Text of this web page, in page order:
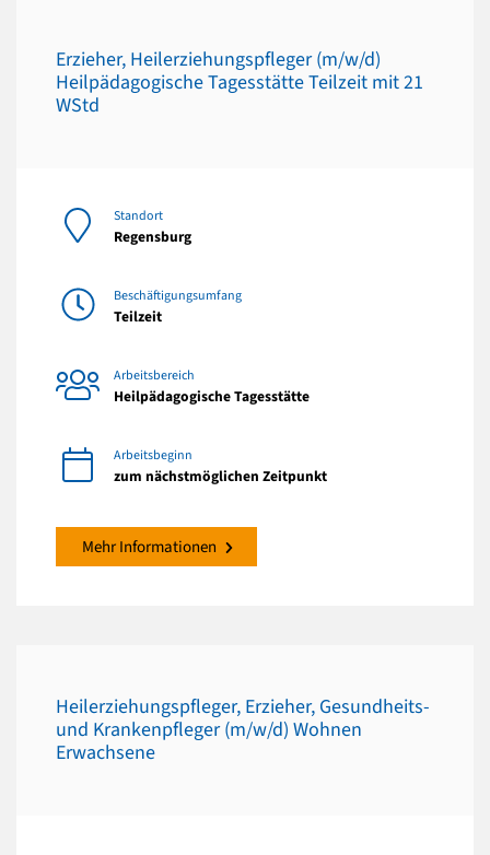
Erzieher, Heilerziehungspfleger (m/w/d)
Heilpädagogische Tagesstätte Teilzeit mit 21
WStd
Standort
Regensburg
Beschäftigungsumfang
Teilzeit
Arbeitsbereich
Heilpädagogische Tagesstätte
Arbeitsbeginn
zum nächstmöglichen Zeitpunkt
Mehr Informationen
Heilerziehungspfleger, Erzieher, Gesundheits-
und Krankenpfleger (m/w/d) Wohnen
Erwachsene